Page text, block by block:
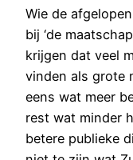
Wie de
bij ‘de
krijgen dat veel
vinden als grote
eens wat meer
rest wat minder
betere publieke